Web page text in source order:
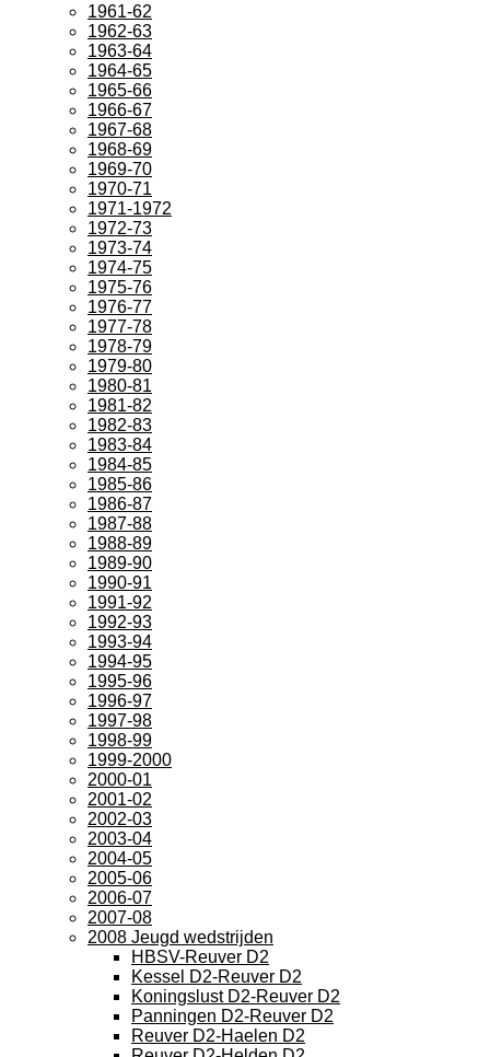
1961-62
1962-63
1963-64
1964-65
1965-66
1966-67
1967-68
1968-69
1969-70
1970-71
1971-1972
1972-73
1973-74
1974-75
1975-76
1976-77
1977-78
1978-79
1979-80
1980-81
1981-82
1982-83
1983-84
1984-85
1985-86
1986-87
1987-88
1988-89
1989-90
1990-91
1991-92
1992-93
1993-94
1994-95
1995-96
1996-97
1997-98
1998-99
1999-2000
2000-01
2001-02
2002-03
2003-04
2004-05
2005-06
2006-07
2007-08
2008 Jeugd wedstrijden
HBSV-Reuver D2
Kessel D2-Reuver D2
Koningslust D2-Reuver D2
Panningen D2-Reuver D2
Reuver D2-Haelen D2